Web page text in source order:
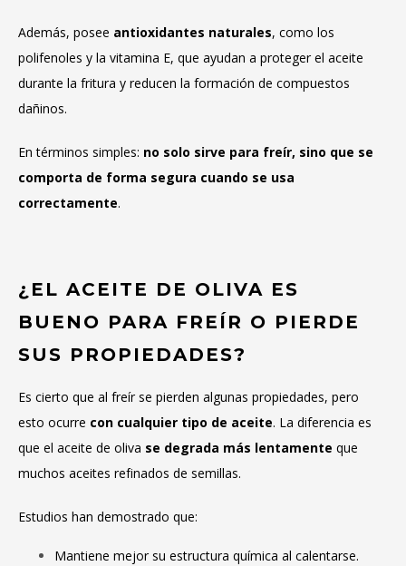
Además, posee antioxidantes naturales, como los
polifenoles y la vitamina E, que ayudan a proteger el aceite
durante la fritura y reducen la formación de compuestos
dañinos.
En términos simples: no solo sirve para freír, sino que se
comporta de forma segura cuando se usa
correctamente.
¿EL ACEITE DE OLIVA ES
BUENO PARA FREÍR O PIERDE
SUS PROPIEDADES?
Es cierto que al freír se pierden algunas propiedades, pero
esto ocurre con cualquier tipo de aceite. La diferencia es
que el aceite de oliva se degrada más lentamente que
muchos aceites refinados de semillas.
Estudios han demostrado que:
Mantiene mejor su estructura química al calentarse.